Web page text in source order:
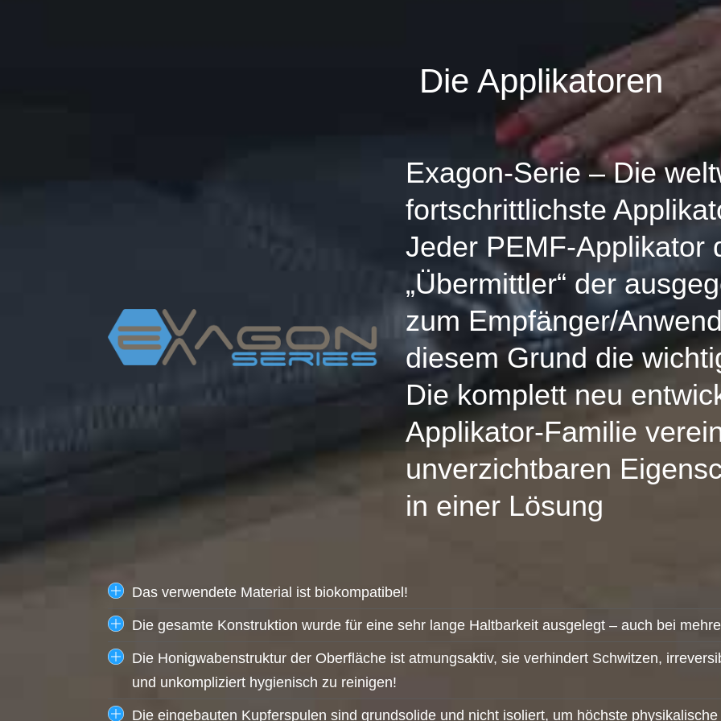
Die Applikatoren
Exagon-Serie – Die
fortschrittlichste
Jeder PEMF-Applikator
„Übermittler“ der
zum Empfänger/
diesem Grund die
Die komplett neu
Applikator-Familie
unverzichtbaren
in einer Lösung
Das verwendete Material ist biokompatibel!
Die gesamte Konstruktion wurde für eine sehr lange Haltbarkeit ausgelegt – auch bei
Die Honigwabenstruktur der Oberfläche ist atmungsaktiv, sie verhindert Schwitzen,
und unkompliziert hygienisch zu reinigen!
Die eingebauten Kupferspulen sind grundsolide und nicht isoliert, um höchste